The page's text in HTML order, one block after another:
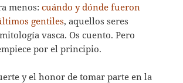
menos:cuándo y dónde fueron
gentiles, aquellos seres
vasca. Os cuento. Pero
por el principio.
y el honor de tomar parte en la